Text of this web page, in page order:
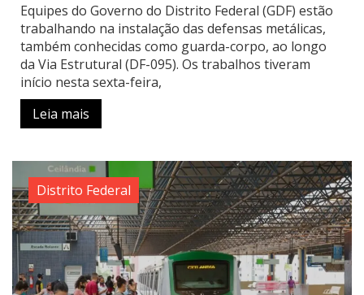
Equipes do Governo do Distrito Federal (GDF) estão
trabalhando na instalação das defensas metálicas,
também conhecidas como guarda-corpo, ao longo
da Via Estrutural (DF-095). Os trabalhos tiveram
início nesta sexta-feira,
Leia mais
Distrito Federal